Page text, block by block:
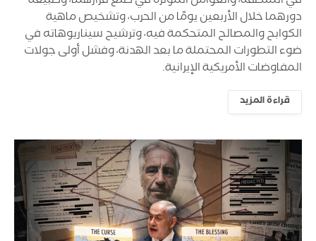
دورهما خلال الأربعين يومًا من الحرب، وتشخيص ماهية
الكوابح والمصالح المتحكمة فيه، وترشيح سيناريوهاته في
ضوء التطورات المحتملة ما بعد الهدنة، وفشل أولى جولات
المفاوضات الأمريكية الإيرانية.
قراءة المزيد